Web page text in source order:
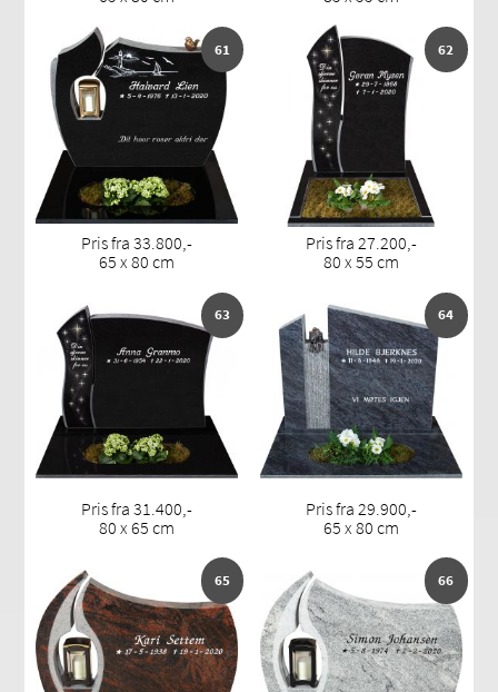
61
Pris fra 33.800,-
65 x 80 cm
62
Pris fra 27.200,-
80 x 55 cm
63
Pris fra 31.400,-
80 x 65 cm
64
Pris fra 29.900,-
65 x 80 cm
65 66